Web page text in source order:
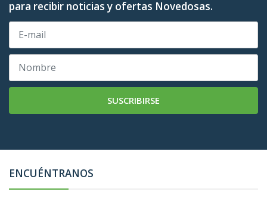
para recibir noticias y ofertas Novedosas.
SUSCRIBIRSE
ENCUÉNTRANOS